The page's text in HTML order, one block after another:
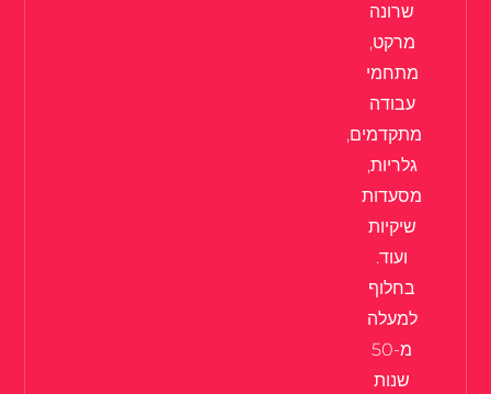
שרונה
מרקט,
מתחמי
עבודה
מתקדמים,
גלריות,
מסעדות
שיקיות
ועוד.
בחלוף
למעלה
מ-50
שנות